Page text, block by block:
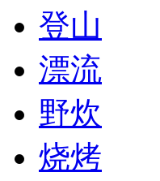
登山
漂流
野炊
烧烤